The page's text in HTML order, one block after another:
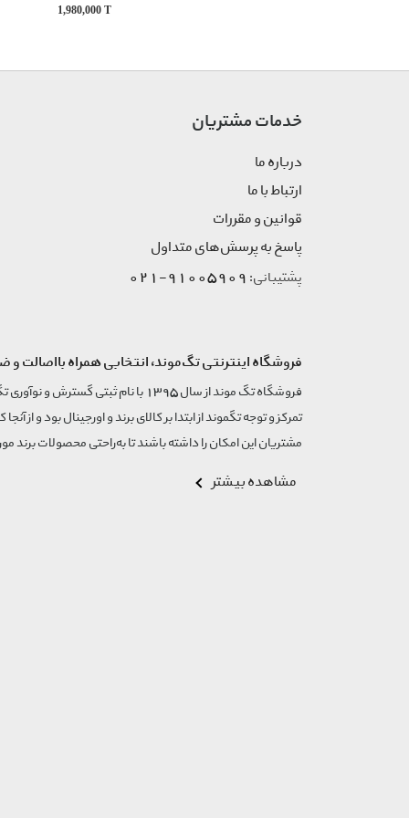
1,980,000 T
خدمات مشتریان
درباره ما
ارتباط با ما
قوانین و مقررات
پاسخ به پرسش‌های متداول
پشتیبانی: 91005909-021
فروشگاه اینترنتی تگ‌موند، انتخابی همراه بااصالت و
تمرکز و توجه تگموند از ابتدا بر کالای برند و اورجینال بود و از
مشتریان این امکان را داشته باشند تا به‌راحتی محصولات برند
مشاهده بیشتر